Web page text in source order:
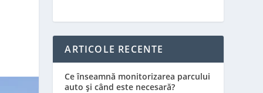
ARTICOLE RECENTE
Ce înseamnă monitorizarea parcului
auto și când este necesară?